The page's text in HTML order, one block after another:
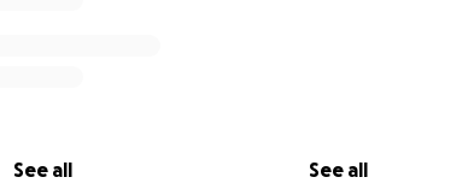
See all See all